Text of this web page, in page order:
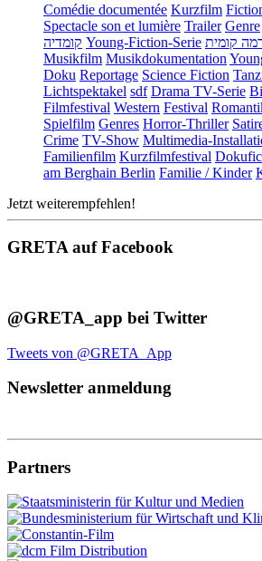
Comédie documentée Kurzfilm
Spectacle son et lumière Trailer Genre
קומדיה Young-Fiction-Serie קומית
Musikfilm Musikdokumentation
Doku Reportage Science Fiction
Lichtspektakel sdf Drama TV-Serie
Filmfestival Western Festival
Spielfilm Genres Horror-Thriller
Crime TV-Show Multimedia-
Familienfilm Kurzfilmfestival
am Berghain Berlin Familie / Kinder
Jetzt weiterempfehlen!
GRETA auf Facebook
@GRETA_app bei Twitter
Tweets von @GRETA_App
Newsletter anmeldung
Partners